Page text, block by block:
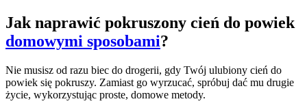
Jak naprawić pokruszony cień do powiek
domowymi sposobami?
Nie musisz od razu biec do drogerii, gdy Twój ulubiony cień do
powiek się pokruszy. Zamiast go wyrzucać, spróbuj dać mu drugie
życie, wykorzystując proste, domowe metody.